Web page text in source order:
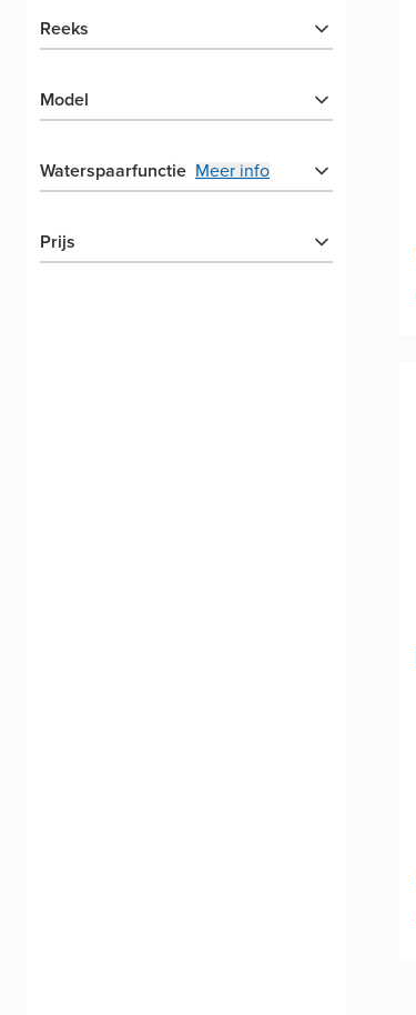
Reeks
Model
Waterspaarfunctie Meer info
Prijs